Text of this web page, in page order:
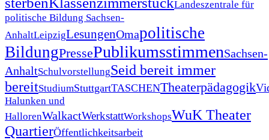
Landeszentrale für
politische Bildung Sachsen-
AnhaltLeipzigLesungenOmapolitische
BildungPressePublikumsstimmenSachsen-
AnhaltSchulvorstellungSeid bereit immer
bereitStudiumStuttgartTASCHENTheaterpädagogik
Halunken und
HallorenWalkactWerkstattWorkshopsWuK Theater
QuartierÖffentlichkeitsarbeit